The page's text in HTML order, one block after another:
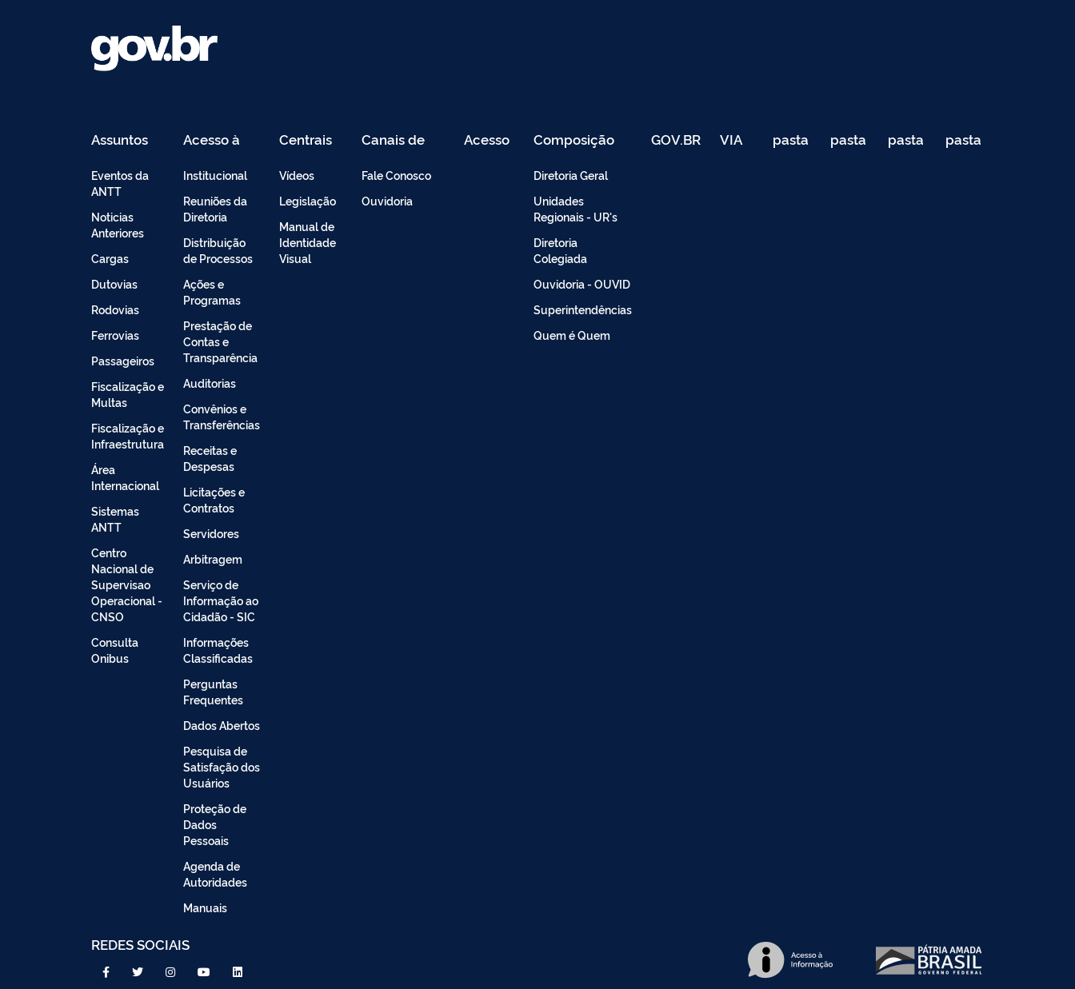
Assuntos
Eventos da
ANTT
Noticias
Anteriores
Cargas
Dutovias
Rodovias
Ferrovias
Passageiros
Fiscalização e
Multas
Fiscalização e
Infraestrutura
Área
Internacional
Sistemas
ANTT
Centro
Nacional de
Supervisao
Operacional -
CNSO
Consulta
Onibus
Acesso à
Institucional
Reuniões da
Diretoria
Distribuição
de Processos
Ações e
Programas
Prestação de
Contas e
Transparência
Auditorias
Convênios e
Transferências
Receitas e
Despesas
Licitações e
Contratos
Servidores
Arbitragem
Serviço de
Informação ao
Cidadão - SIC
Informações
Classificadas
Perguntas
Frequentes
Dados Abertos
Pesquisa de
Satisfação dos
Usuários
Proteção de
Dados
Pessoais
Agenda de
Autoridades
Manuais
Centrais
Vídeos
Legislação
Manual de
Identidade
Visual
Canais de
Fale Conosco
Ouvidoria
Acesso Composição
Diretoria Geral
Unidades
Regionais - UR's
Diretoria
Colegiada
Ouvidoria - OUVID
Superintendências
Quem é Quem
GOV.BR VIA pasta
de
pasta
de
pasta
de
pasta
de
REDES SOCIAIS